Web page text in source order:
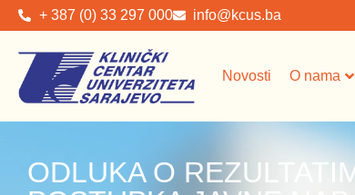
+ 387 (0) 33 297 000 info@kcus.ba
Novosti O nama
ODLUKA O